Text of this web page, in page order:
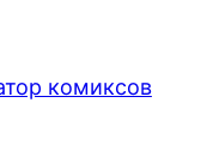
комиксов